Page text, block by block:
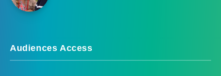
Audiences Access